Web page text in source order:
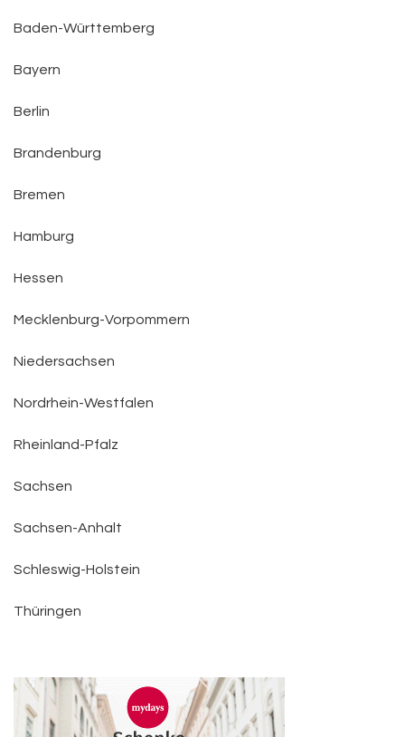
Baden-Württemberg
Bayern
Berlin
Brandenburg
Bremen
Hamburg
Hessen
Mecklenburg-Vorpommern
Niedersachsen
Nordrhein-Westfalen
Rheinland-Pfalz
Sachsen
Sachsen-Anhalt
Schleswig-Holstein
Thüringen